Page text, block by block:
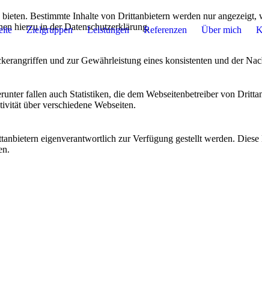
Zielgruppen Leistungen Referenzen Über mich
Bestimmte Inhalte von Drittanbietern werden nur
hierzu in der Datenschutzerklärung.
und zur Gewährleistung eines konsistenten und der
fallen auch Statistiken, die dem Webseitenbetreiber von
über verschiedene Webseiten.
eigenverantwortlich zur Verfügung gestellt werden.